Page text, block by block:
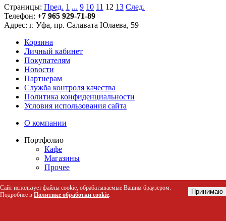
Страницы: Пред. 1 ... 9 10 11 12 13 След.
Телефон: +7 965 929-71-89
Адрес: г. Уфа, пр. Салавата Юлаева, 59
Корзина
Личный кабинет
Покупателям
Новости
Партнерам
Служба контроля качества
Политика конфиденциальности
Условия использования сайта
О компании
Портфолио
Кафе
Магазины
Прочее
54 ФЗ (Онлайн-кассы)
КАТАЛОГ ОНЛАЙН-КАСС
Сайт использует файлы cookie, обрабатываемые Вашим браузером.
Подробнее в Политике обработки cookie. Принимаю